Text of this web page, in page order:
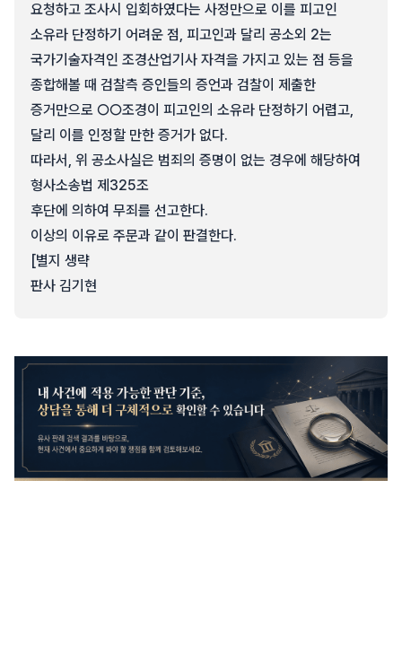
요청하고 조사시 입회하였다는 사정만으로 이를 피고인
소유라 단정하기 어려운 점, 피고인과 달리 공소외 2는
국가기술자격인 조경산업기사 자격을 가지고 있는 점 등을
종합해볼 때 검찰측 증인들의 증언과 검찰이 제출한
증거만으로 ○○조경이 피고인의 소유라 단정하기 어렵고,
달리 이를 인정할 만한 증거가 없다.
따라서, 위 공소사실은 범죄의 증명이 없는 경우에 해당하여
형사소송법 제325조
후단에 의하여 무죄를 선고한다.
이상의 이유로 주문과 같이 판결한다.
[별지 생략
판사 김기현